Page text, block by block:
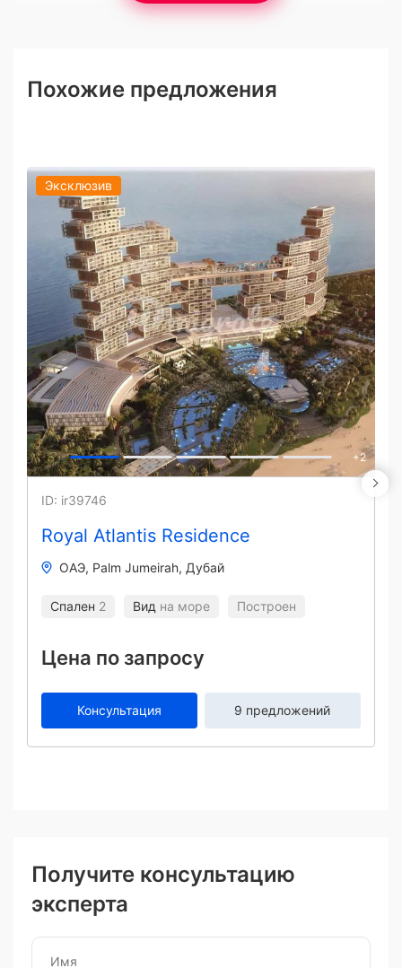
Похожие предложения
Эксклюзив
+2
Royal Atlantis Residence
ID: ir39746
ОАЭ Palm Jumeirah Дубай
Спален 2 Вид на море Построен
Цена по запросу
Консультация 9 предложений
Получите консультацию
эксперта